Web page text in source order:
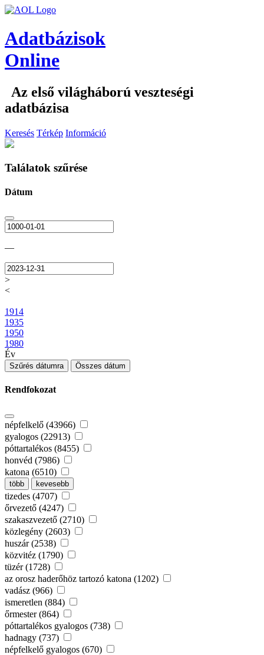
Adatbázisok
Online
Az első világháború veszteségi
adatbázisa
Keresés Térkép Információ
Találatok szűrése
Dátum
—
>
<
1914
1935
1950
1980
Év
Szűrés dátumra Összes dátum
Rendfokozat
népfelkelő (43966)
gyalogos (22913)
póttartalékos (8455)
honvéd (7986)
katona (6510)
több kevesebb
tizedes (4707)
őrvezető (4247)
szakaszvezető (2710)
közlegény (2603)
huszár (2538)
közvitéz (1790)
tüzér (1728)
az orosz haderőhöz tartozó katona (1202)
vadász (966)
ismeretlen (884)
őrmester (864)
póttartalékos gyalogos (738)
hadnagy (737)
népfelkelő gyalogos (670)